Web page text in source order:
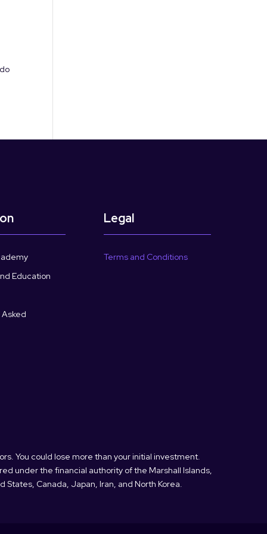
Education
Legal
Terms and Conditions
You could lose more than your initial investment.
under the financial authority of the Marshall Islands,
Canada, Japan, Iran, and North Korea.